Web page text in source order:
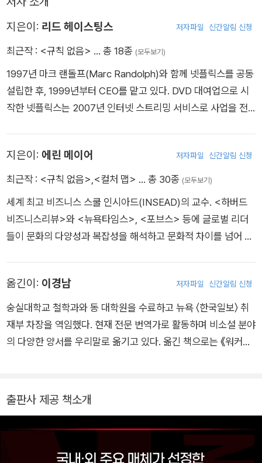
상시키는 데 필요한 체계적이고도 검증된 방법론을 설계한다. 놀
라운 작품이다. 브라보!
지은이: 리드 헤이스팅스 저자파일 신간알림 신청
최근작 : <규칙 없음> … 총 18종 (모두보기)
1997년 마크 랜돌프(Marc Randolph)와 함께 넷플릭스를 공동
설립한 후, 1999년부터 CEO를 맡고 있다. DVD 대여업으로 시
작한 넷플릭스는 2007년 인터넷 스트리밍 서비스로 사업을 전
행보를 보이고 있다. 그 중심에서 사업을 진두지휘한 리드 헤이스
팅스는 2010년 <포천> 선정 올해의 기업인 1위에 올랐으며, 엔
린다. 보든 칼리지를 졸업하고 스탠퍼드 대학교 인공지능 분야에
서 석사 학위를 받았으며, 그사이 평화봉사단의 일원으로 남아프
리카의 스와질란드(현 에스와티니)에서 자원 교사로 봉사활동을
했다. 2000년부터 4년간 캘리포니아주 교육 관련 비영리 활동
에 적극 관여한 바 있으며, 드림박스러닝(Dreambox Learnin
다.
지은이: 에린 메이어 저자파일 신간알림 신청
최근작 : <규칙 없음>,<컬처 맵> … 총 30종 (모두보기)
세계 최고 비즈니스 스쿨 인시아드(INSEAD)의 교수. <하버드
비즈니스리뷰>와 <뉴욕타임스>, <포브스> 등에 글로벌 리더
들이 문화의 다양성과 복잡성을 해석하고 문화적 차이를 넘어 효
처 맵The Culture Map》은 베스트셀러로 자리 잡았다. 2004년
에 인시아드에서 경영학 석사 학위를 받고, 평화봉사단의 일원으
로 남아프리카공화국에서 자원 교사로 봉사한 바 있다. 2019년
에 싱커스50(Thinkers50)에 의해 세계에서 가장 영향력 있는
옮긴이: 이경남 저자파일 신간알림 신청
숭실대학교 철학과와 동 대학원을 수료하고 뉴욕 〈한국일보〉 취
재부 차장을 역임했다. 현재 전문 번역가로 활동하며 비소설 분야
의 다양한 양서를 우리말로 옮기고 있다. 옮긴 책으로는 《워커사
학, 공항을 읽다》, 《공감의 시대》 등이 있다.
출판사 제공 책소개